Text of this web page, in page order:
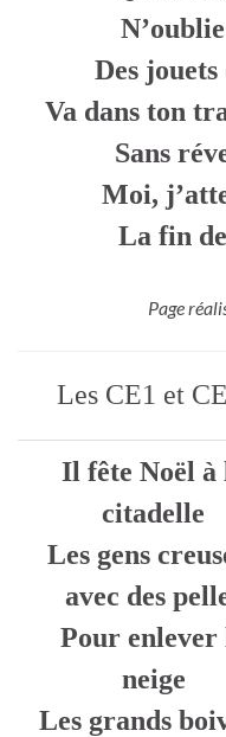
Des jouets
Va dans ton
Sans
Moi,
La fin
Page
Les CE1 et
Il fête Noël à
citadelle
Les gens
avec des
Pour enlever
neige
Les grands